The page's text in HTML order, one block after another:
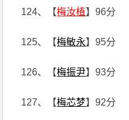
124、【梅汝植】96分
125、【梅敏永】95分
126、【梅振尹】93分
127、【梅芯梦】92分